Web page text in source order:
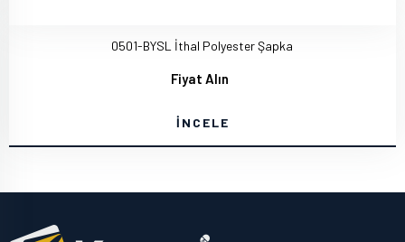
0501-BYSL İthal Polyester Şapka
Fiyat Alın
İNCELE